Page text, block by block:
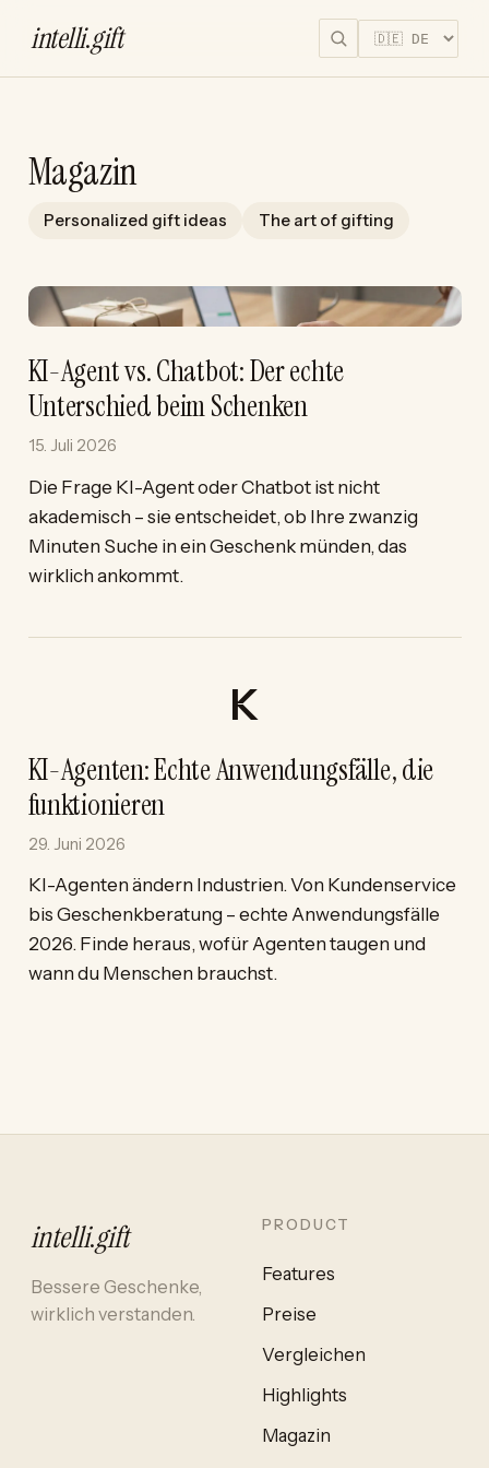
Magazin
Personalized gift ideas The art of gifting
KI-Agent vs. Chatbot: Der echte
Unterschied beim Schenken
15. Juli 2026
Die Frage KI-Agent oder Chatbot ist nicht
akademisch – sie entscheidet, ob Ihre zwanzig
Minuten Suche in ein Geschenk münden, das
wirklich ankommt.
KI-Agenten: Echte Anwendungsfälle, die
funktionieren
29. Juni 2026
KI-Agenten ändern Industrien. Von Kundenservice
bis Geschenkberatung – echte Anwendungsfälle
2026. Finde heraus, wofür Agenten taugen und
wann du Menschen brauchst.
intelli.gift
intelli.gift
Bessere Geschenke,
wirklich verstanden.
PRODUCT
Features
Preise
Vergleichen
Highlights
Magazin